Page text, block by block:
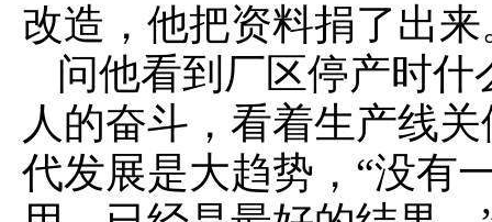
改造，他把资料捐了出来
问他看到厂区停产时
人的奋斗，看着生产线
代发展是大趋势，“没有